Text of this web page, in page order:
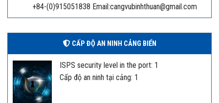
+84-(0)915051838 Email:cangvubinhthuan@gmail.com
CẤP ĐỘ AN NINH CẢNG BIỂN
ISPS security level in the port: 1
Cấp độ an ninh tại cảng: 1